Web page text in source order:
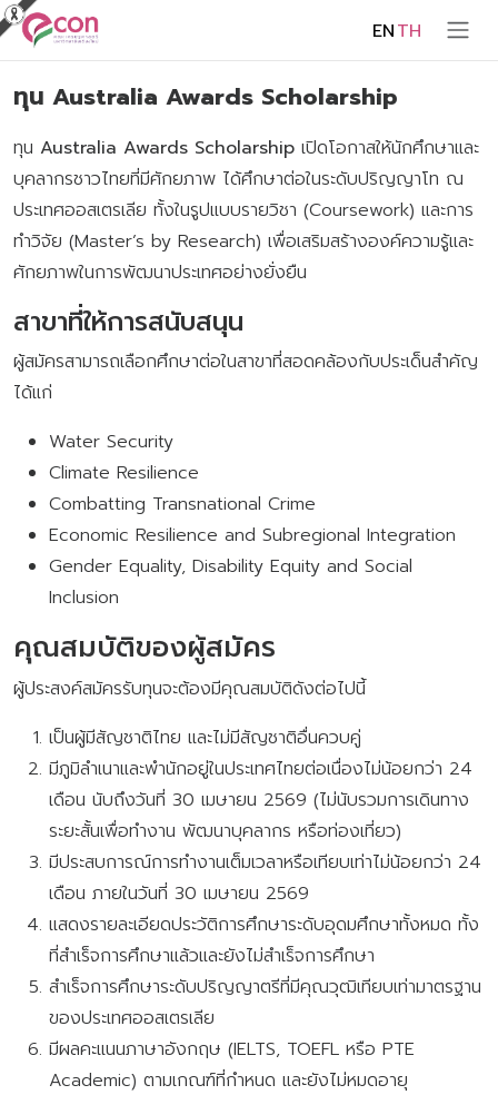
ENTH
ทุน Australia Awards Scholarship
ทุน Australia Awards Scholarship เปิดโอกาสให้นักศึกษาและ
บุคลากรชาวไทยที่มีศักยภาพ ได้ศึกษาต่อในระดับปริญญาโท ณ
ประเทศออสเตรเลีย ทั้งในรูปแบบรายวิชา (Coursework) และการ
ทำวิจัย (Master’s by Research) เพื่อเสริมสร้างองค์ความรู้และ
ศักยภาพในการพัฒนาประเทศอย่างยั่งยืน
สาขาที่ให้การสนับสนุน
ผู้สมัครสามารถเลือกศึกษาต่อในสาขาที่สอดคล้องกับประเด็นสำคัญ
ได้แก่
Water Security
Climate Resilience
Combatting Transnational Crime
Economic Resilience and Subregional Integration
Gender Equality, Disability Equity and Social
Inclusion
คุณสมบัติของผู้สมัคร
ผู้ประสงค์สมัครรับทุนจะต้องมีคุณสมบัติดังต่อไปนี้
เป็นผู้มีสัญชาติไทย และไม่มีสัญชาติอื่นควบคู่
มีภูมิลำเนาและพำนักอยู่ในประเทศไทยต่อเนื่องไม่น้อยกว่า 24
เดือน นับถึงวันที่ 30 เมษายน 2569 (ไม่นับรวมการเดินทาง
ระยะสั้นเพื่อทำงาน พัฒนาบุคลากร หรือท่องเที่ยว)
มีประสบการณ์การทำงานเต็มเวลาหรือเทียบเท่าไม่น้อยกว่า 24
เดือน ภายในวันที่ 30 เมษายน 2569
แสดงรายละเอียดประวัติการศึกษาระดับอุดมศึกษาทั้งหมด ทั้ง
ที่สำเร็จการศึกษาแล้วและยังไม่สำเร็จการศึกษา
สำเร็จการศึกษาระดับปริญญาตรีที่มีคุณวุฒิเทียบเท่ามาตรฐาน
ของประเทศออสเตรเลีย
มีผลคะแนนภาษาอังกฤษ (IELTS, TOEFL หรือ PTE
Academic) ตามเกณฑ์ที่กำหนด และยังไม่หมดอายุ